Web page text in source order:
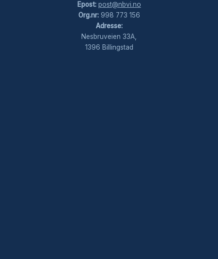
Epost: post@nbvi.no
Org.nr:998 773 156
Adresse:
Nesbruveien 33A,
1396 Billingstad